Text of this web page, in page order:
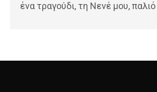
ένα τραγούδι, τη Νενέ μου,